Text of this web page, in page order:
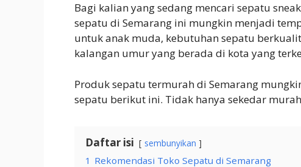
Bagi kalian yang sedang mencari sepatu
sepatu di Semarang ini mungkin menjadi
untuk anak muda, kebutuhan sepatu
kalangan umur yang berada di kota yang
Produk sepatu termurah di Semarang
sepatu berikut ini. Tidak hanya sekedar
Daftar isi sembunyikan
1 Rekomendasi Toko Sepatu di Semarang